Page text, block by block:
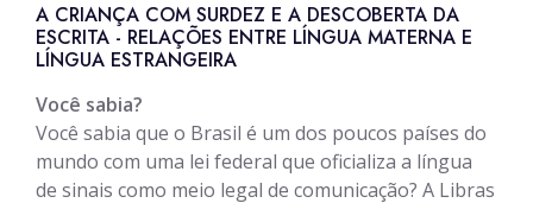
A CRIANÇA COM SURDEZ E A DESCOBERTA DA
ESCRITA - RELAÇÕES ENTRE LÍNGUA MATERNA E
LÍNGUA ESTRANGEIRA
Você sabia?
Você sabia que o Brasil é um dos poucos países do
mundo com uma lei federal que oficializa a língua
de sinais como meio legal de comunicação? A Libras